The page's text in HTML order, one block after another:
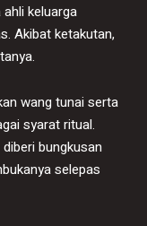
keluarga
Akibat ketakutan,
wang tunai serta
syarat ritual.
bungkusan
selepas